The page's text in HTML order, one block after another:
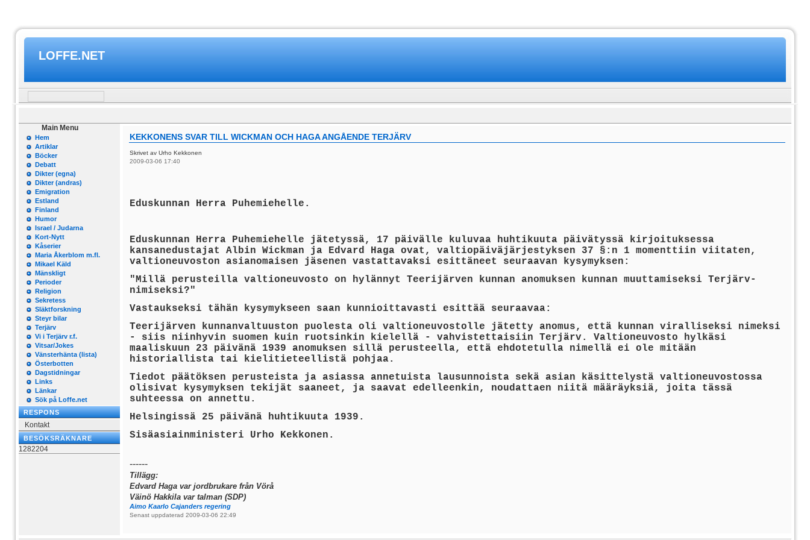
LOFFE.NET
Main Menu
Hem
Artiklar
Böcker
Debatt
Dikter (egna)
Dikter (andras)
Emigration
Estland
Finland
Humor
Israel / Judarna
Kort-Nytt
Kåserier
Maria Åkerblom m.fl.
Mikael Käld
Mänskligt
Perioder
Religion
Sekretess
Släktforskning
Steyr bilar
Terjärv
Vi i Terjärv r.f.
Vitsar/Jokes
Vänsterhänta (lista)
Österbotten
Dagstidningar
Links
Länkar
Sök på Loffe.net
RESPONS
Kontakt
BESÖKSRÄKNARE
1282204
KEKKONENS SVAR TILL WICKMAN OCH HAGA ANGÅENDE TERJÄRV
Skrivet av Urho Kekkonen
2009-03-06 17:40
Eduskunnan Herra Puhemiehelle.
Eduskunnan Herra Puhemiehelle jätetyssä, 17 päivälle kuluvaa huhtikuuta päivätyssä kirjoituksessa
kansanedustajat Albin Wickman ja Edvard Haga ovat, valtiopäiväjärjestyksen 37 §:n 1 momenttiin viitaten,
valtioneuvoston asianomaisen jäsenen vastattavaksi esittäneet seuraavan kysymyksen:
"Millä perusteilla valtioneuvosto on hylännyt Teerijärven kunnan anomuksen kunnan muuttamiseksi Terjärv-
nimiseksi?"
Vastaukseksi tähän kysymykseen saan kunnioittavasti esittää seuraavaa:
Teerijärven kunnanvaltuuston puolesta oli valtioneuvostolle jätetty anomus, että kunnan viralliseksi nimeksi
- siis niinhyvin suomen kuin ruotsinkin kielellä - vahvistettaisiin Terjärv. Valtioneuvosto hylkäsi
maaliskuun 23 päivänä 1939 anomuksen sillä perusteella, että ehdotetulla nimellä ei ole mitään
historiallista tai kielitieteellistä pohjaa.
Tiedot päätöksen perusteista ja asiassa annetuista lausunnoista sekä asian käsittelystä valtioneuvostossa
olisivat kysymyksen tekijät saaneet, ja saavat edelleenkin, noudattaen niitä määräyksiä, joita tässä
suhteessa on annettu.
Helsingissä 25 päivänä huhtikuuta 1939.
Sisäasiainministeri Urho Kekkonen.
------
Tillägg:
Edvard Haga var jordbrukare från Vörå
Väinö Hakkila var talman (SDP)
Aimo Kaarlo Cajanders regering
Senast uppdaterad 2009-03-06 22:49